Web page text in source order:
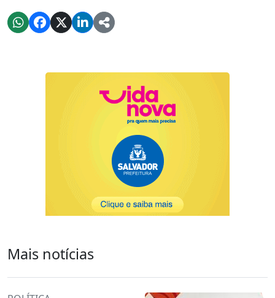
Mais notícias